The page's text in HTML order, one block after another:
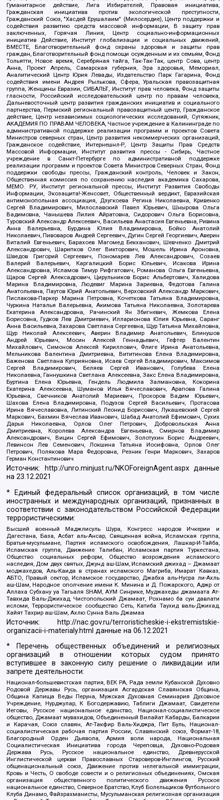
Гуманитарное действие, Лига Избирателей, Правовая инициатива,
Гражданская инициатива против экологической преступности,
Гражданский Союз, "Хасдей Ерушалаим" (Милосердие), Центр поддержки и
содействия развитию средств массовой информации, В защиту прав
заключенных, Горячая Линия, Центр социально-информационных
инициатив Действие, Институт глобализации и социальных движений,
ВМЕСТЕ, Благотворительный фонд охраны здоровья и защиты прав
граждан, Благотворительный фонд помощи осужденным и их семьям, Фонд
Тольятти, Новое время, Серебряная тайга, Так-Так-Так, центр Сова, центр
Анна, Проект Апрель, Самарская губерния, Эра здоровья, Мемориал,
Аналитический Центр Юрия Левады, Издательство Парк Гагарина, Фонд
содействия имени Андрея Рылькова, Сфера, Уральская правозащитная
группа, Женщины Евразии, СИБАЛЬТ, Институт прав человека, Фонд защиты
гласности, Российский исследовательский центр по правам человека,
Дальневосточный центр развития гражданских инициатив и социального
партнерства, Пермский региональный правозащитный центр, Гражданское
действие, Центр независимых социологических исследований, Сутяжник,
АКАДЕМИЯ ПО ПРАВАМ ЧЕЛОВЕКА, Частное учреждение в Калининграде по
административной поддержке реализации программ и проектов Совета
Министров северных стран, Центр развития некоммерческих организаций,
Гражданское содействие, Интернешнл-Р, Центр Защиты Прав Средств
Массовой Информации, Институт развития прессы - Сибирь, Частное
учреждение в Санкт-Петербурге по административной поддержке
реализации программ и проектов Совета Министров Северных Стран, Фонд
поддержки свободы прессы, Гражданский контроль, Человек и Закон,
Общественная комиссия по сохранению наследия академика Сахарова,
МЕМО. РУ, Институт региональной прессы, Институт Развития Свободы
Информации, Экозащита!-Женсовет, Общественный вердикт, Евразийская
антимонопольная ассоциация, Дзугкоева Регина Николаевна, Кривенко
Сергей Владимирович, Милославский Павел Юрьевич, Шнырова Ольга
Вадимовна, Чанышева Лилия Айратовна, Сидорович Ольга Борисовна,
Туровский Александр Алексеевич, Васильева Анастасия Евгеньевна, Ривина
Анна Валерьевна, Бурдина Юлия Владимировна, Бойко Анатолий
Николаевич, Пивоваров Андрей Сергеевич, Дугин Сергей Георгиевич, Аверин
Виталий Евгеньевич, Барахоев Магомед Бекханович, Шевченко Дмитрий
Александрович, Шарипков Олег Викторович, Мошель Ирина Ароновна,
Шведов Григорий Сергеевич, Пономарев Лев Александрович, Созаев
Валерий Валерьевич, Каргалицкий Борис Юльевич, Исакова Ирина
Александровна, Исламов Тимур Рифгатович, Романова Ольга Евгеньевна,
Щаров Сергей Алексадрович, Цирульников Борис Альбертович, Халидова
Марина Владимировна, Людевиг Марина Зариевна, Федотова Галина
Анатольевна, Паутов Юрий Анатольевич, Верховский Александр Маркович,
Пислакова-Паркер Марина Петровна, Кочеткова Татьяна Владимировна,
Чуркина Наталья Валерьевна, Акимова Татьяна Николаевна, Золотарева
Екатерина Александровна, Рачинский Ян Збигневич, Жемкова Елена
Борисовна, Гудков Лев Дмитриевич, Илларионова Юлия Юрьевна, Саранг
Анна Васильевна, Захарова Светлана Сергеевна, Щур Татьяна Михайловна,
Щур Николай Алексеевич, Аверин Владимир Анатольевич, Блинушов
Андрей Юрьевич, Мосин Алексей Геннадьевич, Гефтер Валентин
Михайлович, Симонов Алексей Кириллович, Флиге Ирина Анатольевна,
Мельникова Валентина Дмитриевна, Вититинова Елена Владимировна,
Баженова Светлана Куприяновна, Исаев Сергей Владимирович, Максимов
Сергей Владимирович, Беляев Сергей Иванович, Голубева Елена
Николаевна, Ганнушкина Светлана Алексеевна, Закс Елена Владимировна,
Буртина Елена Юрьевна, Гендель Людмила Залмановна, Кокорина
Екатерина Алексеевна, Шуманов Илья Вячеславович, Арапова Галина
Юрьевна, Свечников Анатолий Мариевич, Прохоров Вадим Юрьевич,
Шахова Елена Владимировна, Подузов Сергей Васильевич, Протасова
Ирина Вячеславовна, Литинский Леонид Борисович, Лукашевский Сергей
Маркович, Бахмин Вячеслав Иванович, Шабад Анатолий Ефимович, Сухих
Дарья Николаевна, Орлов Олег Петрович, Добровольская Анна
Дмитриевна, Королева Александра Евгеньевна, Смирнов Владимир
Александрович, Вицин Сергей Ефимович, Золотухин Борис Андреевич,
Левинсон Лев Семенович, Локшина Татьяна Иосифовна, Орлов Олег
Петрович, Полякова Мара Федоровна, Резник Генри Маркович, Захаров
Герман Константинович
Источник: http://unro.minjust.ru/NKOForeignAgent.aspxданные
на23.12.2021
* Единый федеральный список организаций, в том числе
иностранных и международных организаций, признанных в
соответствии с законодательством Российской Федерации
террористическими:
Высший военный Маджлисуль Шура, Конгресс народов Ичкерии и
Дагестана, База, Асбат аль-Ансар, Священная война, Исламская группа,
Братья-мусульмане, Партия исламского освобождения, Лашкар-И-Тайба,
Исламская группа, Движение Талибан, Исламская партия Туркестана,
Общество социальных реформ, Общество возрождения исламского
наследия, Дом двух святых, Джунд аш-Шам, Исламский джихад – Джамаат
моджахедов, Аль-Каида в странах исламского Магриба, Имарат Кавказ,
АБТО, Правый сектор, Исламское государство, Джабха аль-Нусра ли-Ахль
аш-Шам, Народное ополчение имени К. Минина и Д. Пожарского, Аджр от
Аллаха Субхану уа Тагьаля SHAM, АУМ Синрике, Муджахеды джамаата Ат-
Тавхида Валь-Джихад, Чистопольский Джамаат, Рохнамо ба суи давлати
исломи, Террористическое сообщество Сеть, Катиба Таухид валь-Джихад,
Хайят Тахрир аш-Шам, Ахлю Сунна Валь Джамаа
Источник:
http://nac.gov.ru/terroristicheskie-i-ekstremistskie-
organizacii-i-materialy.html данные на06.12.2021
* Перечень общественных объединений и религиозных
организаций в отношении которых судом принято
вступившее в законную силу решение о ликвидации или
запрете деятельности:
Национал-большевистская партия, ВЕК РА, Рада земли Кубанской Духовно
Родовой Державы Русь, организация Асгардская Славянская Община,
Община Капища Веды Перуна, Мужская Духовная Семинария Духовное
Учреждение, Нурджулар, К Богодержавию, Таблиги Джамаат, Свидетели
Иеговы, Русское национальное единство, Национал-социалистическое
общество, Джамаат мувахидов, Объединенный Вилайат Кабарды, Балкарии
и Карачая, Союз славян, Ат-Такфир Валь-Хиджра, Пит Буль, Национал-
социалистическая рабочая партия России, Славянский союз, Формат-18,
Благородный Орден Дьявола, Армия воли народа, Национальная
Социалистическая Инициатива города Череповца, Духовно-Родовая
Держава Русь, Русское национальное единство, Древнерусской
Инглистической церкви Православных Староверов-Инглингов, Русский
общенациональный союз, Движение против нелегальной иммиграции,
Кровь и Честь, О свободе совести и о религиозных объединениях, Омская
организация общественного политического движения Русское
национальное единство, Северное Братство, Клуб Болельщиков Футбольного
Клуба Динамо, Файзрахманисты, Мусульманская религиозная организация